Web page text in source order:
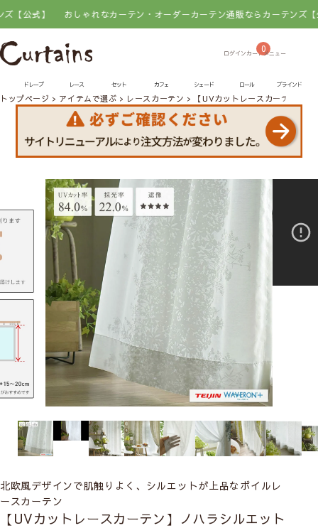
おしゃれなカーテン・オーダーカーテン通販ならカーテンズ【公式】
0
ドレープ レース セット カフェ シェード ロール ブラインド
トップページ アイテムで選ぶ レースカーテン 【UVカットレースカーテン】
北欧風デザインで肌触りよく、シルエットが上品なボイルレ
ースカーテン
【UVカットレースカーテン】ノハラシルエット